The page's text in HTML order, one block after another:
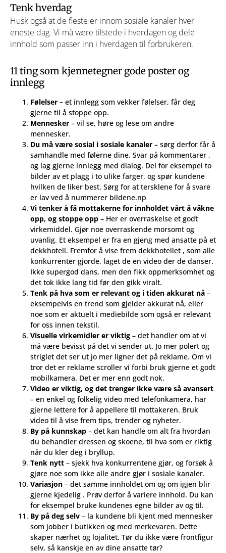
Tenk hverdag
Husk også at de fleste er innom sosiale kanaler hver
eneste dag. Vi må være tilstede i hverdagen og dele
innhold som passer inn i hverdagen til forbrukeren.
11 ting som kjennetegner gode poster og
innlegg
Følelser – et innlegg som vekker følelser, får deg
gjerne til å stoppe opp.
Mennesker – vil se, høre og lese om andre
mennesker.
Du må være sosial i sosiale kanaler – sørg derfor får å
samhandle med følerne dine. Svar på kommentarer ,
og lag gjerne innlegg med dialog. Del for eksempel to
bilder av et plagg i to ulike farger, og spør kundene
hvilken de liker best. Sørg for at tersklene for å svare
er lav ved å nummerer bildene.np
Vi tenker å få mottakerne for innholdet vårt å våkne
opp, og stoppe opp – Her er overraskelse et godt
virkemiddel. Gjør noe overraskende morsomt og
uvanlig. Et eksempel er fra en gjeng med ansatte på et
dekkhotell. Fremfor å vise frem dekkhotellet , som alle
konkurrenter gjorde, laget de en video der de danser.
Ikke supergod dans, men den fikk oppmerksomhet og
det tok ikke lang tid før den gikk viralt.
Tenk på hva som er relevant og i tiden akkurat nå –
eksempelvis en trend som gjelder akkurat nå, eller
noe som er aktuelt i mediebilde som også er relevant
for oss innen tekstil.
Visuelle virkemidler er viktig – det handler om at vi
må være bevisst på det vi sender ut. Jo mer polert og
striglet det ser ut jo mer ligner det på reklame. Om vi
tror det er reklame scroller vi forbi bruk gjerne et godt
mobilkamera. Det er mer enn godt nok.
Video er viktig, og det trenger ikke være så avansert
– en enkel og folkelig video med telefonkamera, har
gjerne lettere for å appellere til mottakeren. Bruk
video til å vise frem tips, trender og nyheter.
By på kunnskap – det kan handle om alt fra hvordan
du behandler dressen og skoene, til hva som er riktig
når du kler deg i bryllup.
Tenk nytt – sjekk hva konkurrentene gjør, og forsøk å
gjøre noe som ikke alle andre gjør i sosiale kanaler.
Variasjon – det samme innholdet om og om igjen blir
gjerne kjedelig . Prøv derfor å variere innhold. Du kan
for eksempel bruke kundenes egne bilder av og til.
By på deg selv – la kundene bli kjent med mennesker
som jobber i butikken og med merkevaren. Dette
skaper nærhet og lojalitet. Tør du ikke være frontfigur
selv, så kanskje en av dine ansatte tør?